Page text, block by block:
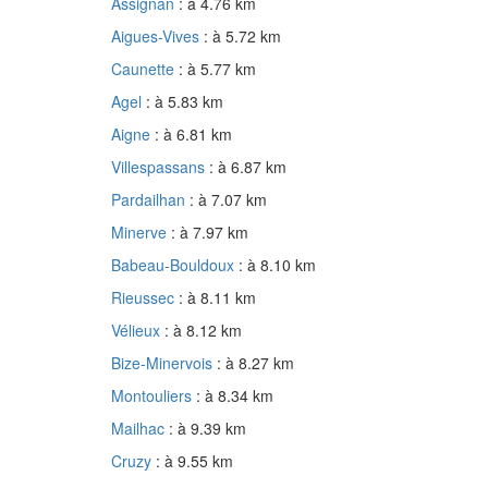
Aigues-Vives : à 5.72 km
Caunette : à 5.77 km
Agel : à 5.83 km
Aigne : à 6.81 km
Villespassans : à 6.87 km
Pardailhan : à 7.07 km
Minerve : à 7.97 km
Babeau-Bouldoux : à 8.10 km
Rieussec : à 8.11 km
Vélieux : à 8.12 km
Bize-Minervois : à 8.27 km
Montouliers : à 8.34 km
Mailhac : à 9.39 km
Cruzy : à 9.55 km